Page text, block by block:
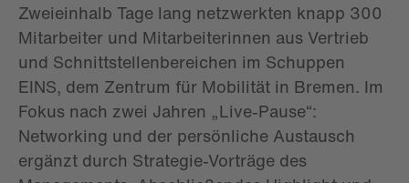
Zweieinhalb Tage lang netzwerkten knapp 300
Mitarbeiter und Mitarbeiterinnen aus Vertrieb
und Schnittstellenbereichen im Schuppen
EINS, dem Zentrum für Mobilität in Bremen. Im
Fokus nach zwei Jahren „Live-Pause“:
Networking und der persönliche Austausch
ergänzt durch Strategie-Vorträge des